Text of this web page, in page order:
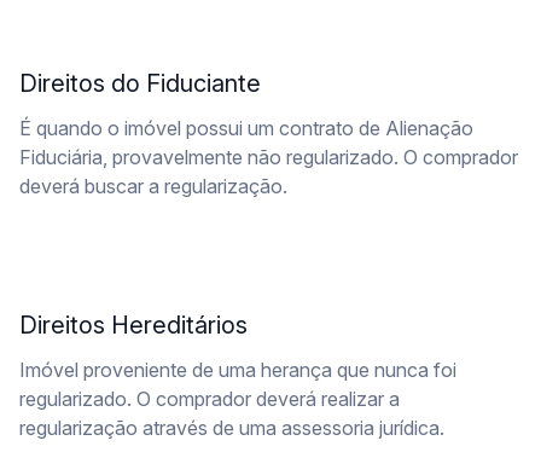
Direitos do Fiduciante
É quando o imóvel possui um contrato de Alienação
Fiduciária, provavelmente não regularizado. O comprador
deverá buscar a regularização.
Direitos Hereditários
Imóvel proveniente de uma herança que nunca foi
regularizado. O comprador deverá realizar a
regularização através de uma assessoria jurídica.